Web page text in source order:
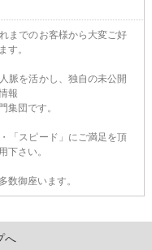
までのお客様から大変ご好
す。
脈を活かし、独自の未公開
報
集団です。
「スピード」にご満足を頂
下さい。
御座います。
へ